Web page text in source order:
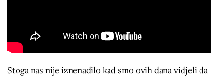
Stoga nas nije iznenadilo kad smo ovih dana vidjeli da